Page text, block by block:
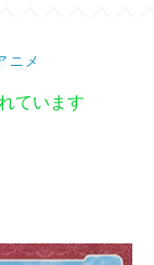
ニメ
ています